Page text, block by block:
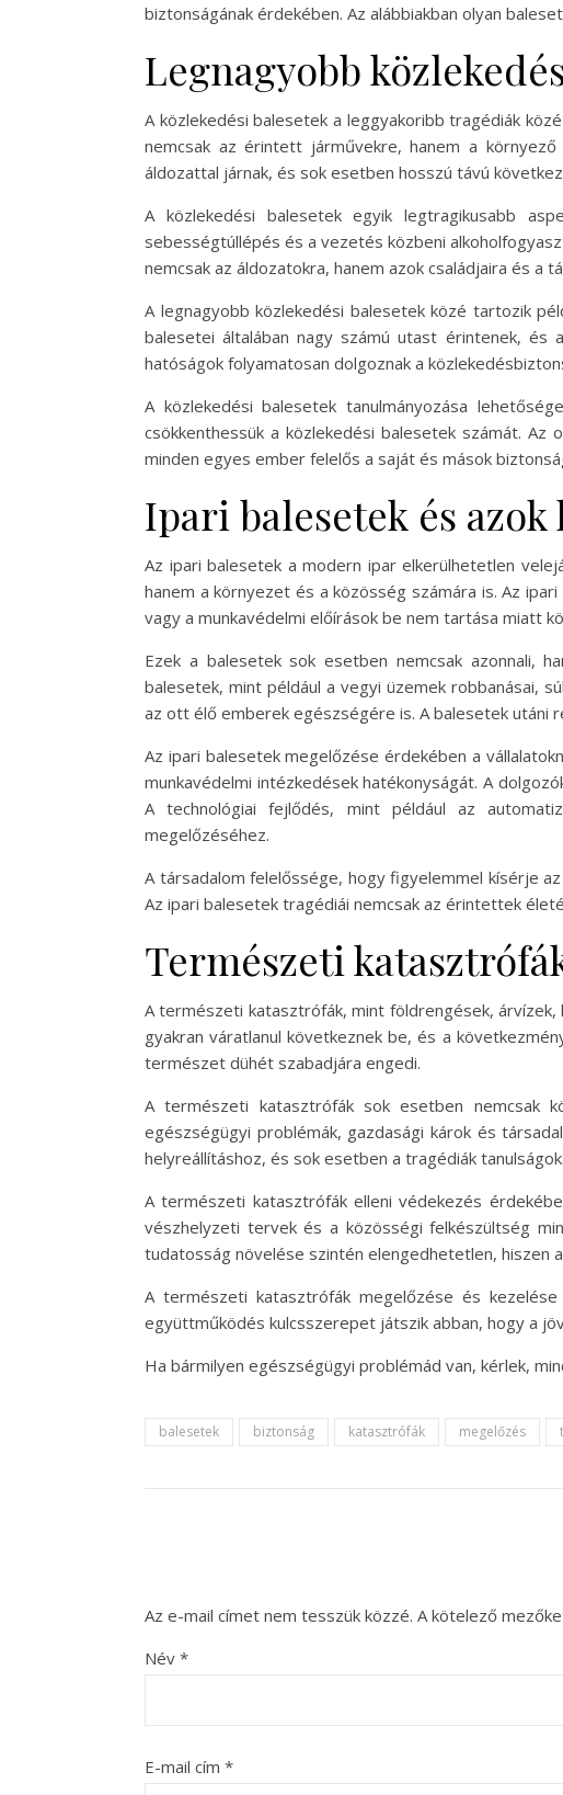
biztonságának érdekében. Az alábbiakban olyan
Legnagyobb
A közlekedési balesetek a leggyakoribb tragédiák
nemcsak az érintett járművekre, hanem a
áldozattal járnak, és sok esetben hosszú távú
A közlekedési balesetek egyik legtragikusabb
sebességtúllépés és a vezetés közbeni
nemcsak az áldozatokra, hanem azok családjaira és a
A legnagyobb közlekedési balesetek közé tartozik
balesetei általában nagy számú utast érintenek, és
hatóságok folyamatosan dolgoznak a
A közlekedési balesetek tanulmányozása
csökkenthessük a közlekedési balesetek számát.
minden egyes ember felelős a saját és mások
Ipari balesetek és
Az ipari balesetek a modern ipar elkerülhetetlen
hanem a környezet és a közösség számára is. Az
vagy a munkavédelmi előírások be nem tartása miatt
Ezek a balesetek sok esetben nemcsak azonnali,
balesetek, mint például a vegyi üzemek robbanásai,
az ott élő emberek egészségére is. A balesetek utáni
Az ipari balesetek megelőzése érdekében a
munkavédelmi intézkedések hatékonyságát. A
A technológiai fejlődés, mint például az
megelőzéséhez.
A társadalom felelőssége, hogy figyelemmel kísérje
Az ipari balesetek tragédiái nemcsak az érintettek
Természeti
A természeti katasztrófák, mint földrengések,
gyakran váratlanul következnek be, és a
természet dühét szabadjára engedi.
A természeti katasztrófák sok esetben nemcsak
egészségügyi problémák, gazdasági károk és
helyreállításhoz, és sok esetben a tragédiák
A természeti katasztrófák elleni védekezés
vészhelyzeti tervek és a közösségi felkészültség
tudatosság növelése szintén elengedhetetlen, hiszen
A természeti katasztrófák megelőzése és
együttműködés kulcsszerepet játszik abban, hogy a
Ha bármilyen egészségügyi problémád van, kérlek,
balesetek biztonság katasztrófák megelőzés
Az e-mail címet nem tesszük közzé. A kötelező
Név *
E-mail cím *